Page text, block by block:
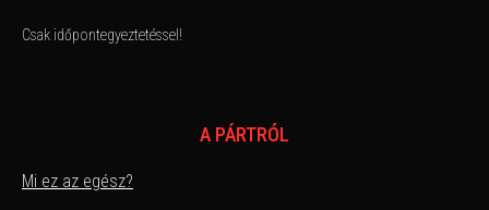
Csak időpontegyeztetéssel!
A PÁRTRÓL
Mi ez az egész?